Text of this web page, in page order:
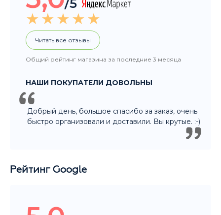
Читать все отзывы
Общий рейтинг магазина за последние 3 месяца
НАШИ ПОКУПАТЕЛИ ДОВОЛЬНЫ
Добрый день, большое спасибо за заказ, очень
быстро организовали и доставили. Вы крутые. :-)
5,0